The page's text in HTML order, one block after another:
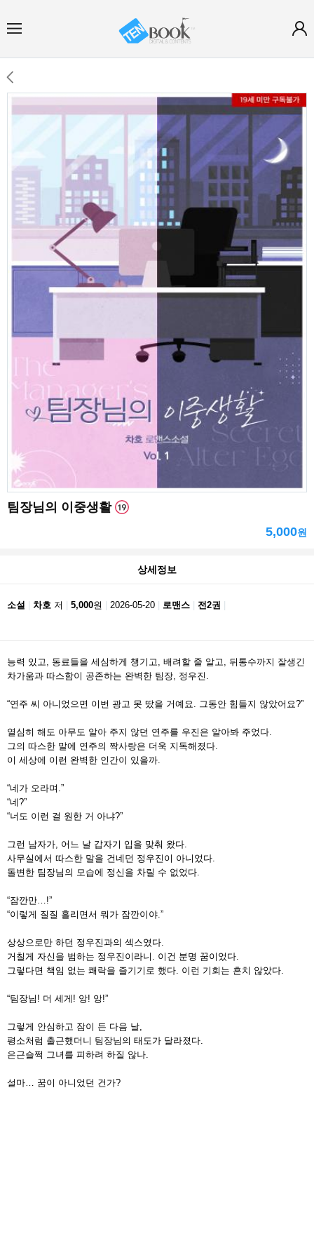
팀장님의 이중생활
5,000원
상세정보
소설 차호 저 5,000원 2026-05-20 로맨스 전2권
능력 있고, 동료들을 세심하게 챙기고, 배려할 줄 알고, 뒤통수까지 잘생긴
차가움과 따스함이 공존하는 완벽한 팀장, 정우진.
“연주 씨 아니었으면 이번 광고 못 땄을 거예요. 그동안 힘들지 않았어요?”
열심히 해도 아무도 알아 주지 않던 연주를 우진은 알아봐 주었다.
그의 따스한 말에 연주의 짝사랑은 더욱 지독해졌다.
이 세상에 이런 완벽한 인간이 있을까.
“네가 오라며.”
“네?”
“너도 이런 걸 원한 거 아냐?”
그런 남자가, 어느 날 갑자기 입을 맞춰 왔다.
사무실에서 따스한 말을 건네던 정우진이 아니었다.
돌변한 팀장님의 모습에 정신을 차릴 수 없었다.
“잠깐만…!”
“이렇게 질질 흘리면서 뭐가 잠깐이야.”
상상으로만 하던 정우진과의 섹스였다.
거칠게 자신을 범하는 정우진이라니. 이건 분명 꿈이었다.
그렇다면 책임 없는 쾌락을 즐기기로 했다. 이런 기회는 흔치 않았다.
“팀장님! 더 세게! 앙! 앙!”
그렇게 안심하고 잠이 든 다음 날,
평소처럼 출근했더니 팀장님의 태도가 달라졌다.
은근슬쩍 그녀를 피하려 하질 않나.
설마… 꿈이 아니었던 건가?